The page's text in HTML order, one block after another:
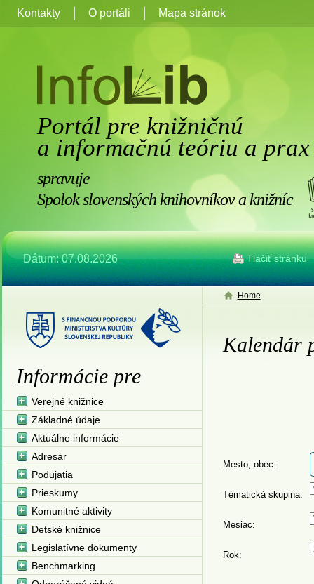
Portál pre knižničnú
a informačnú teóriu a prax
spravuje
Spolok slovenských knihovníkov a knižníc
Dátum: 07.08.2026 Tlačiť stránku
Kontakty O portáli Mapa stránok
Home
Kalendár
Mesto, obec:
Tématická skupina:
Mesiac:
Rok:
Informácie pre
Verejné knižnice
Základné údaje
Aktuálne informácie
Adresár
Podujatia
Prieskumy
Komunitné aktivity
Detské knižnice
Legislatívne dokumenty
Benchmarking